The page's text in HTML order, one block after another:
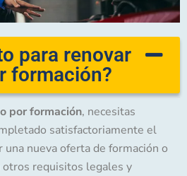
para renovar
formación?
por formación, necesitas
satisfactoriamente el
nueva oferta de formación o
requisitos legales y